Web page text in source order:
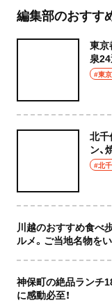
編集部のおすす
東京
泉24
癒や
#東
北千
ン、
な店
#北
川越のおすすめ食べ
ルメ。ご当地名物を
神保町の絶品ランチ
に感動必至！